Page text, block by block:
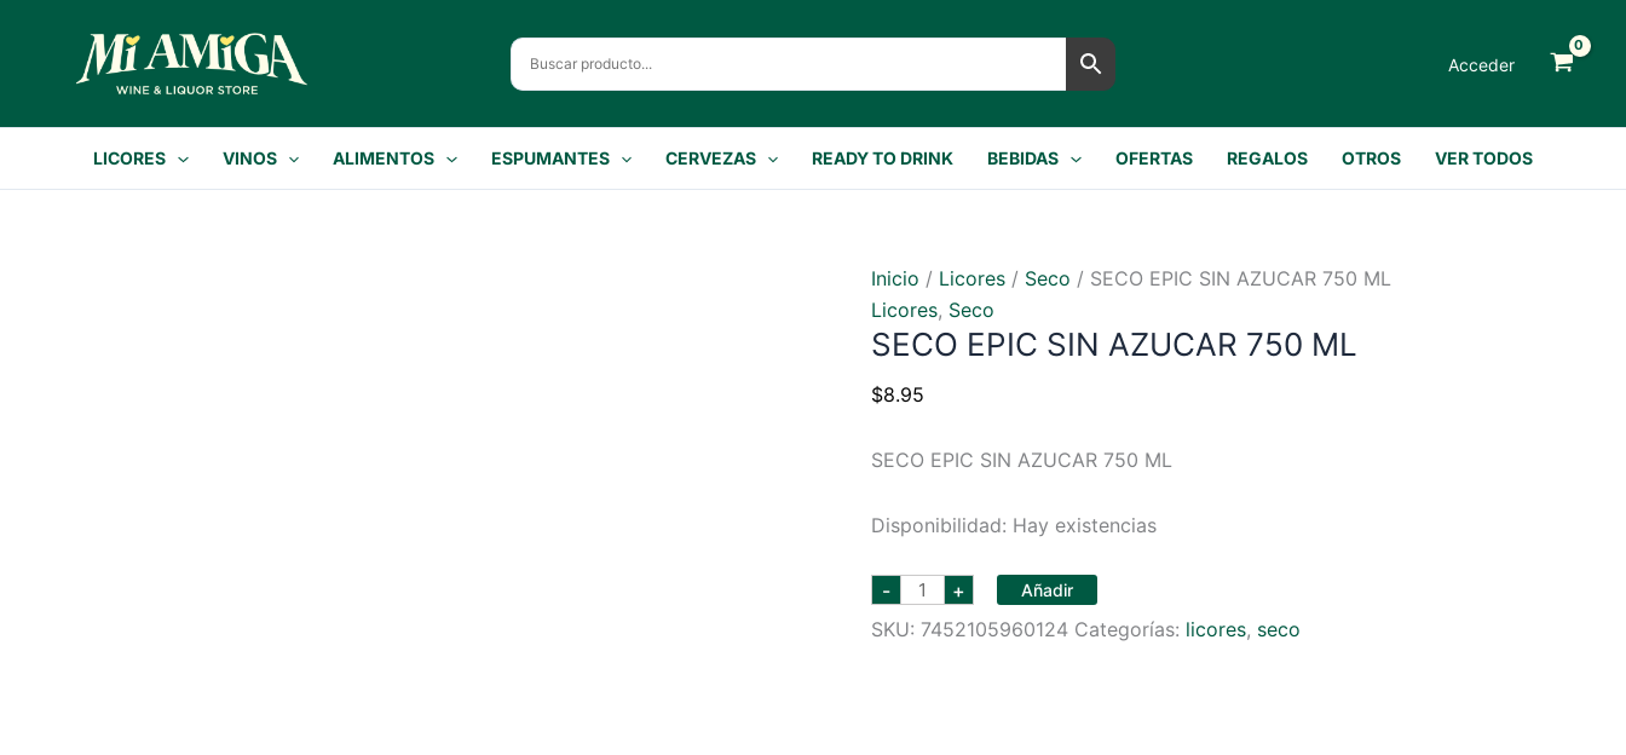
contenido
Acceder
LICORES VINOS ALIMENTOS ESPUMANTES CERVEZAS READY TO DRINK BEBIDAS OFERTAS REGALOS OTROS VER TODOS
Inicio / Licores / Seco / SECO EPIC SIN AZUCAR 750 ML
Licores, Seco
SECO EPIC SIN AZUCAR 750 ML
$8.95
SECO EPIC SIN AZUCAR 750 ML
Disponibilidad: Hay existencias
- SECO
EPIC
SIN
AZUCAR
+ Añadir
SKU: 7452105960124 Categorías: licores, seco